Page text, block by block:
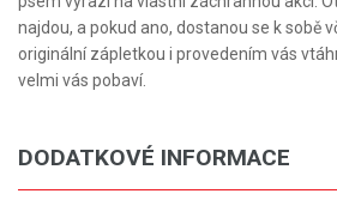
najdou, a pokud ano, dostanou se k sobě
originální zápletkou i provedením vás
velmi vás pobaví.
DODATKOVÉ INFORMACE